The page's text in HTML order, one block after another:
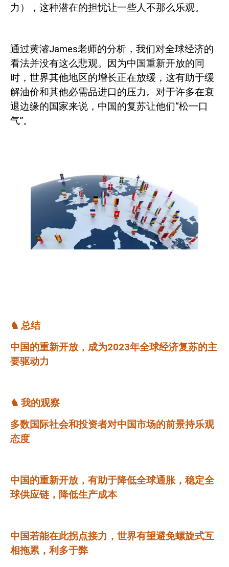
力），这种潜在的担忧让一些人不那么乐观。
通过黄濬James老师的分析，我们对全球经济的
看法并没有这么悲观。因为中国重新开放的同
时，世界其他地区的增长正在放缓，这有助于缓
解油价和其他必需品进口的压力。对于许多在衰
退边缘的国家来说，中国的复苏让他们“松一口
气”。
♞ 总结
中国的重新开放，成为2023年全球经济复苏的主
要驱动力
♞ 我的观察
多数国际社会和投资者对中国市场的前景持乐观
态度
中国的重新开放，有助于降低全球通胀，稳定全
球供应链，降低生产成本
中国若能在此拐点接力，世界有望避免螺旋式互
相拖累，利多于弊